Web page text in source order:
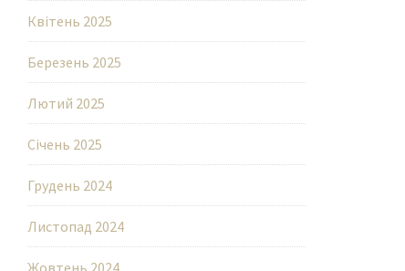
Квітень 2025
Березень 2025
Лютий 2025
Січень 2025
Грудень 2024
Листопад 2024
Жовтень 2024